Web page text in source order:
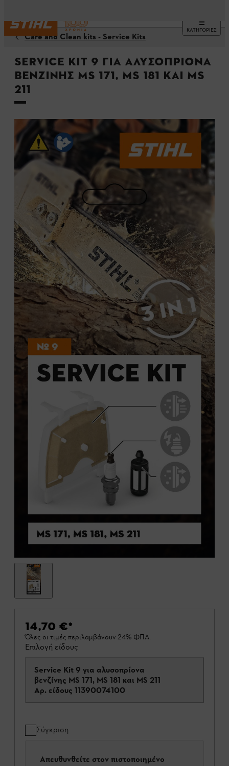
ΚΑΤΗΓΟΡΙΕΣ
Care and Clean kits - Service Kits
Service Kit 9 για αλυσοπρίονα
βενζίνης MS 171, MS 181 και MS
211
14,70 €*
Όλες οι τιμές περιλαμβάνουν 24% ΦΠΑ.
Επιλογή είδους
Service Kit 9 για αλυσοπρίονα
βενζίνης MS 171, MS 181 και MS 211
Αρ. είδους 11390074100
Σύγκριση
Απευθυνθείτε στον πιστοποιημένο